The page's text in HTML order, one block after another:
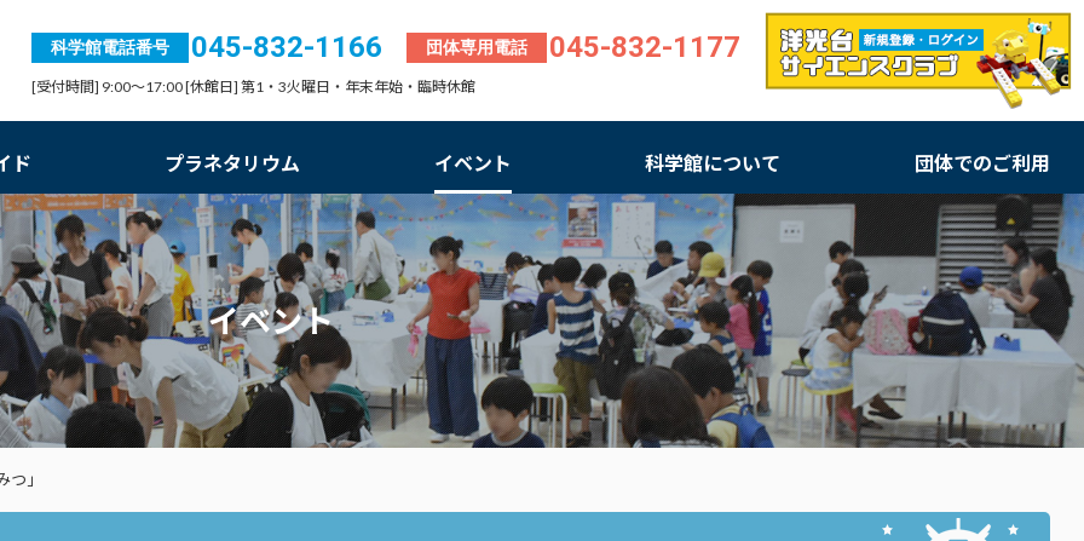
科学館電話番号 045-832-1166 団体専用電話 045-832-1177
[受付時間] 9:00～17:00 [休館日] 第1・3火曜日・年末年始・臨時休館
ド プラネタリウム イベント 科学館について 団体でのご利用
イベント
」